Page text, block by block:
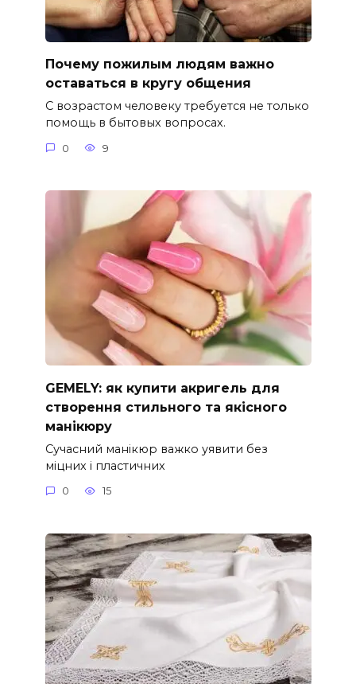
Почему пожилым людям важно
оставаться в кругу общения
С возрастом человеку требуется не только
помощь в бытовых вопросах.
0 9
GEMELY: як купити акригель для
створення стильного та якісного
манікюру
Сучасний манікюр важко уявити без
міцних і пластичних
0 15